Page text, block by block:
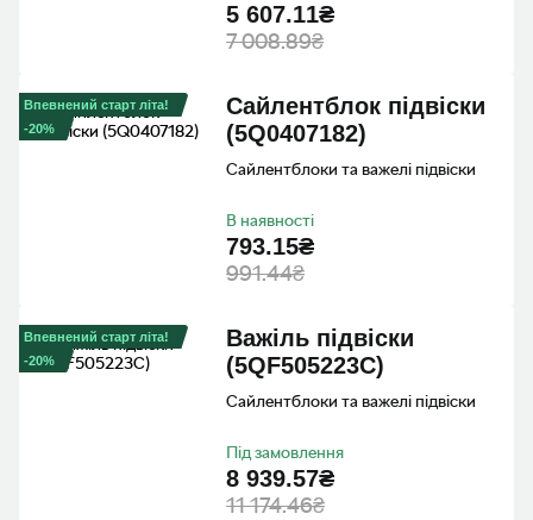
5 607.11₴
7 008.89₴
Впевнений старт літа!
-20%
Сайлентблок пiдвiски
(5Q0407182)
Сайлентблоки та важелі підвіски
793.15₴
991.44₴
В наявності
Впевнений старт літа!
-20%
Важiль пiдвiски
(5QF505223C)
Сайлентблоки та важелі підвіски
8 939.57₴
11 174.46₴
Під замовлення